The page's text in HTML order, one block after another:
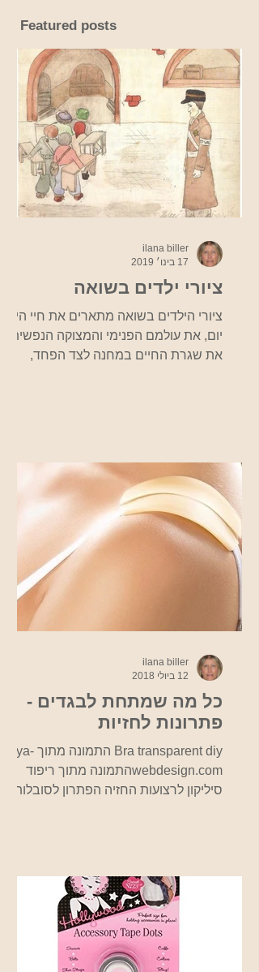
Featured posts
ציורי ילדים בשואה
ציורי הילדים בשואה מתארים את חיי היום
יום, את עולמם הפנימי והמצוקה הנפשית,
את שגרת החיים במחנה לצד הפחד,
מוצגים מאות ציורים של ילדים ששהו בגטו
זה בתקופה זו, כמו כן, מוצגים ציורים
אחר שנה אנחנו כאן כדי לזכור את הכל
http://fcit.coedu.usf.edu/Ho
ilana biller
17 בינו׳ 2019
כל מה שמתחת לבגדים -
פתרונות לחזיות
Bra transparent diy התמונה מתוך ya-
webdesign.comהתמונה מתוך ריפוד
סיליקון לרצועות החזיה הפתרון לסובלות
ilana biller
12 ביולי 2018